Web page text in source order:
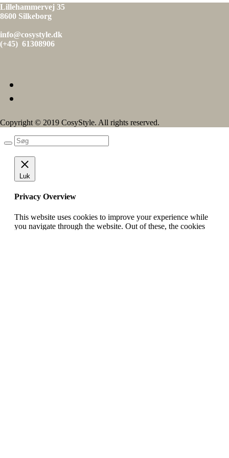
Lillehammervej 35
8600 Silkeborg
info@cosystyle.dk
(+45) 61308906
Copyright © 2019 CosyStyle. All rights reserved.
Luk
Privacy Overview
This website uses cookies to improve your experience while
you navigate through the website. Out of these, the cookies